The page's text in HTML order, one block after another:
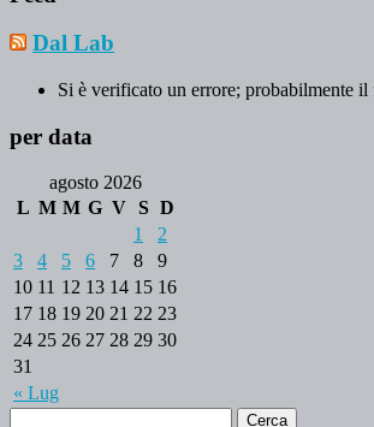
Dal Lab
Si è verificato un errore; probabilmente
per data
agosto 2026
L M M G V S D
« Lug
1
2
3
4 5 6 7 8
9
10 11 12 13 14 15 16
17 18 19 20 21 22 23
24 25 26 27 28 29 30
31